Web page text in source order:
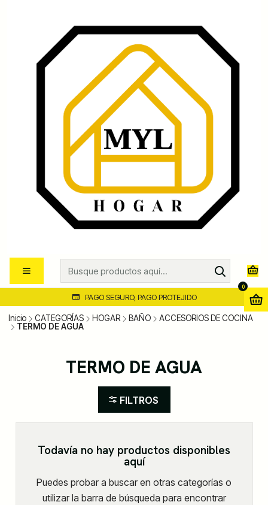
0
PAGO SEGURO, PAGO PROTEJIDO
Inicio CATEGORÍAS HOGAR BAÑO
ACCESORIOS DE COCINA
TERMO DE AGUA
TERMO DE AGUA
FILTROS
Todavía no hay productos disponibles
aquí
Puedes probar a buscar en otras categorías o
utilizar la barra de búsqueda para encontrar